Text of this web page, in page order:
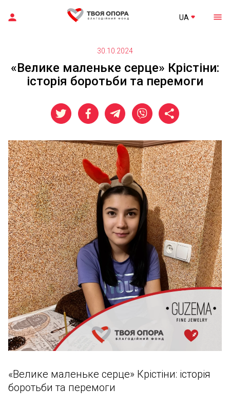
UA
30.10.2024
«Велике маленьке серце» Крістіни:
історія боротьби та перемоги
«Велике маленьке серце» Крістіни: історія
боротьби та перемоги